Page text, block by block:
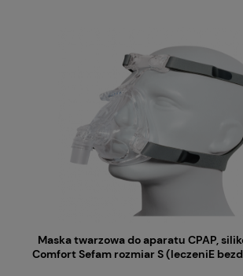
Maska twarzowa do aparatu CPAP,
Comfort Sefam rozmiar S (leczeniE